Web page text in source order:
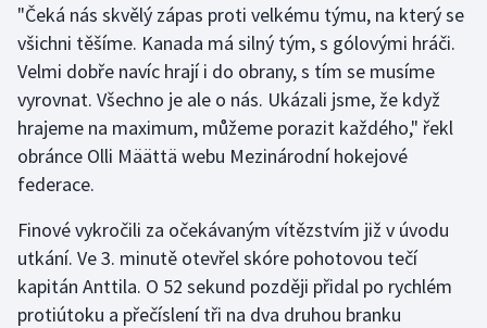
Krasobruslení
Lezení
Lyže a snowboard
Motorsport
Olympijské hry
"Čeká nás skvělý zápas proti velkému týmu, na který se
všichni těšíme. Kanada má silný tým, s gólovými hráči.
Velmi dobře navíc hrají i do obrany, s tím se musíme
vyrovnat. Všechno je ale o nás. Ukázali jsme, že když
hrajeme na maximum, můžeme porazit každého," řekl
obránce Olli Määttä webu Mezinárodní hokejové
federace.
Finové vykročili za očekávaným vítězstvím již v úvodu
utkání. Ve 3. minutě otevřel skóre pohotovou tečí
kapitán Anttila. O 52 sekund později přidal po rychlém
protiútoku a přečíslení tři na dva druhou branku